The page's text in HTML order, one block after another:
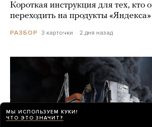
Короткая инструкция для тех, кто
переходить на продукты
РАЗБОР 3 карточки 2 дня назад
МЫ ИСПОЛЬЗУЕМ КУКИ!
ЧТО ЭТО ЗНАЧИТ?